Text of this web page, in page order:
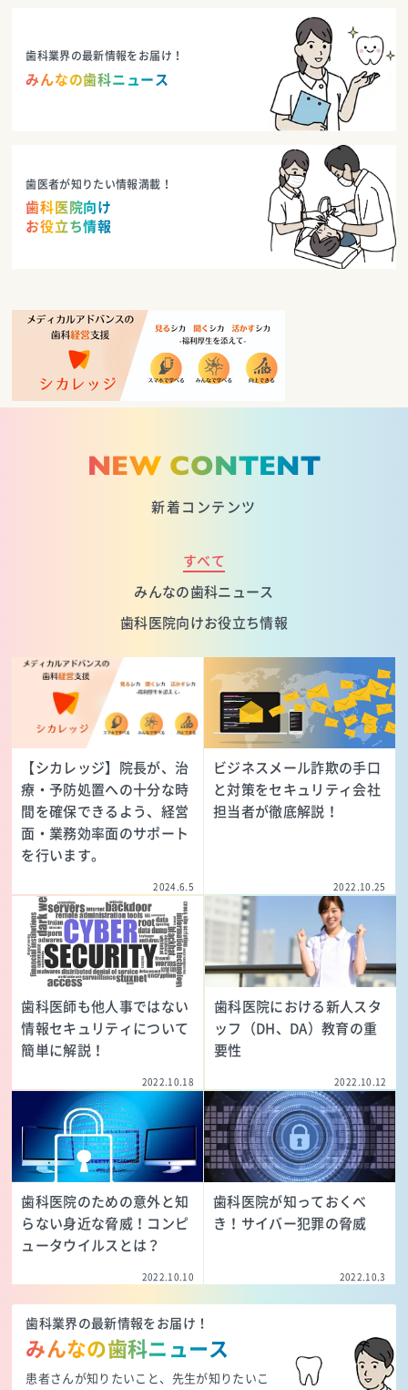
歯科業界の最新情報をお届け！
みんなの歯科ニュース
歯医者が知りたい情報満載！
歯科医院向け
お役立ち情報
NEW CONTENT
新着コンテンツ
すべて
みんなの歯科ニュース
歯科医院向けお役立ち情報
【シカレッジ】院長が、治
療・予防処置への十分な時
間を確保できるよう、経営
面・業務効率面のサポート
を行います。
2024.6.5
ビジネスメール詐欺の手口
と対策をセキュリティ会社
担当者が徹底解説！
2022.10.25
歯科医師も他人事ではない
情報セキュリティについて
簡単に解説！
2022.10.18
歯科医院における新人スタ
ッフ（DH、DA）教育の重
要性
2022.10.12
歯科医院のための意外と知
らない身近な脅威！コンピ
ュータウイルスとは？
2022.10.10
歯科医院が知っておくべ
き！サイバー犯罪の脅威
2022.10.3
歯科業界の最新情報をお届け！
みんなの歯科ニュース
患者さんが知りたいこと、先生が知りたいこ